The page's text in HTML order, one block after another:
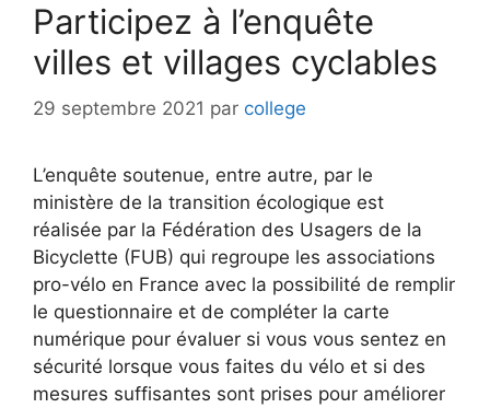
Participez à l’enquête
villes et villages cyclables
29 septembre 2021 par college
L’enquête soutenue, entre autre, par le
ministère de la transition écologique est
réalisée par la Fédération des Usagers de la
Bicyclette (FUB) qui regroupe les associations
pro-vélo en France avec la possibilité de remplir
le questionnaire et de compléter la carte
numérique pour évaluer si vous vous sentez en
sécurité lorsque vous faites du vélo et si des
mesures suffisantes sont prises pour améliorer